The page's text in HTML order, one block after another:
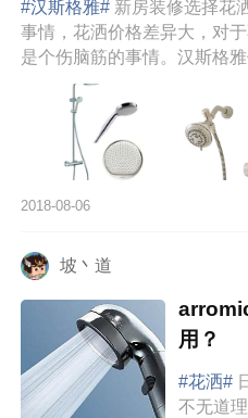
#汉斯格雅# 新房装修选择花
事情，花洒价格差异大，对
是个伤脑筋的事情。汉斯格
最顶端，他...
2018-08-06
坡丶道
用？
#花洒#
不无道